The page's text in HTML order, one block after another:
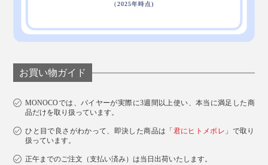
お買い物ガイド
MONOCOでは、バイヤーが実際に3週間以上使い、本当に満足した商
品だけを取り扱っています。
ひと目で良さがわかって、即決した商品は「 君にヒトメボレ 」で取り
扱っています。
正午までのご注文（支払い済み）は当日出荷いたします。